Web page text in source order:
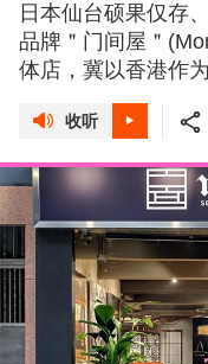
日本仙台硕果仅存
品牌＂门间屋＂
体店，冀以香港作
收听